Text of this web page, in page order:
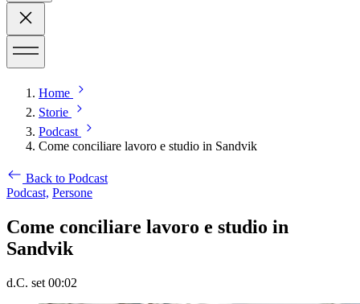
Home
Storie
Podcast
Come conciliare lavoro e studio in Sandvik
Back to Podcast
Podcast, Persone
Come conciliare lavoro e studio in
Sandvik
d.C. set 00:02